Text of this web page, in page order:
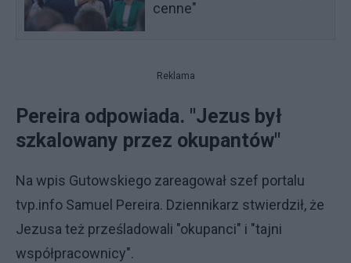
cenne"
Reklama
Pereira odpowiada. "Jezus był
szkalowany przez okupantów"
Na wpis Gutowskiego zareagował szef portalu
tvp.info Samuel Pereira. Dziennikarz stwierdził, że
Jezusa też prześladowali "okupanci" i "tajni
współpracownicy".